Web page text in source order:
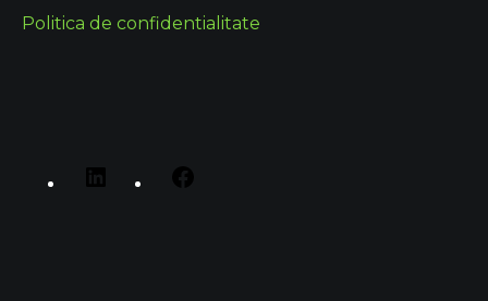
Politica de confidentialitate